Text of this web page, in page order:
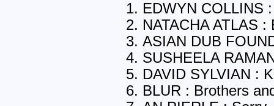
EDWYN COLLINS
NATACHA ATLAS
ASIAN DUB
SUSHEELA
DAVID SYLVIAN :
BLUR : Brothers